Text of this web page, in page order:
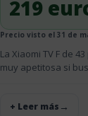
219
Precio visto el 31 de
La Xiaomi TV F de
muy apetitosa si
+ Leer más